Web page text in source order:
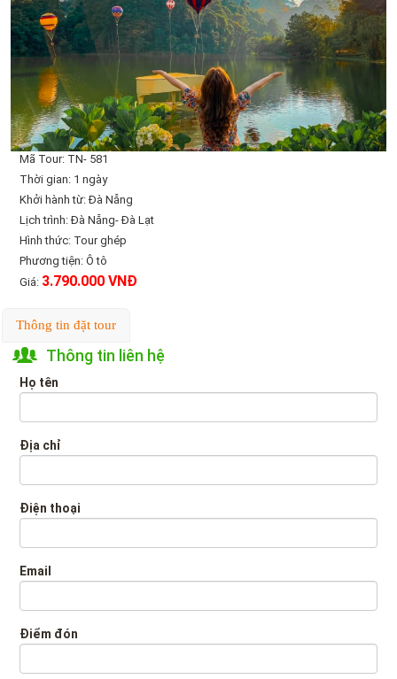
Mã Tour: TN- 581
Thời gian: 1 ngày
Khởi hành từ: Đà Nẵng
Lịch trình: Đà Nẵng- Đà Lạt
Hình thức: Tour ghép
Phương tiện: Ô tô
Giá: 3.790.000 VNĐ
Thông tin đặt tour
Thông tin liên hệ
Họ tên
Địa chỉ
Điện thoại
Email
Điểm đón